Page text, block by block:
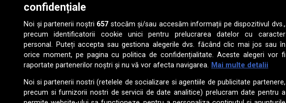
duminică, 25 august 2024
Interviu cu Nani
Nani Noam Vazana este o
internațional, primul artist
pianistă, trombonistă, dar
limbii ladino. Limba ladino
în perioada evului mediu în
confidențiale
Noi și partenerii noștri 657 stocăm și/sau accesăm informații pe dispozitivul dvs.,
precum identificatorii cookie unici pentru prelucrarea datelor cu caracter
personal. Puteți accepta sau gestiona alegerile dvs. făcând clic mai jos sau în
orice moment, pe pagina cu politica de confidențialitate. Aceste alegeri vor fi
raportate partenerilor noștri și nu vă vor afecta navigarea. Mai multe detalii
Noi si partenerii nostri (retelele de socializare si agentiile de publicitate partenere,
precum si furnizorii nostri de servicii de date analitice) prelucram date pentru a